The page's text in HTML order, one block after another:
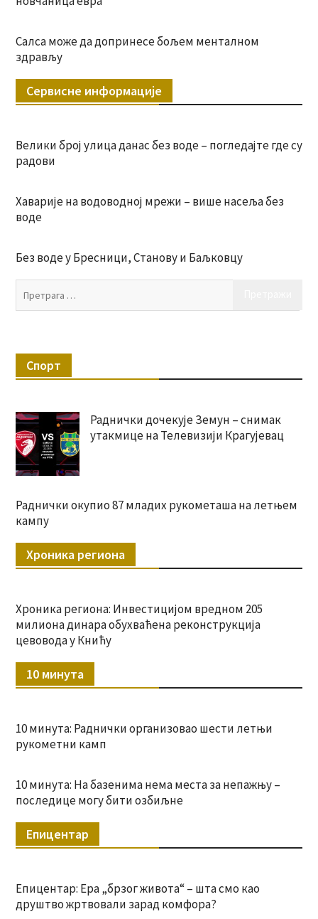
Салса може да допринесе бољем менталном
здрављу
Сервисне информације
Велики број улица данас без воде – погледајте где су
радови
Хаварије на водоводној мрежи – више насеља без
воде
Без воде у Бресници, Станову и Баљковцу
Спорт
Раднички дочекује Земун – снимак
утакмице на Телевизији Крагујевац
Раднички окупио 87 младих рукометаша на летњем
кампу
Хроника региона
Хроника региона: Инвестицијом вредном 205
милиона динара обухваћена реконструкција
цевовода у Книћу
10 минута
10 минута: Раднички организовао шести летњи
рукометни камп
10 минута: На базенима нема места за непажњу –
последице могу бити озбиљне
Епицентар
Епицентар: Ера „брзог живота“ – шта смо као
друштво жртвовали зарад комфора?